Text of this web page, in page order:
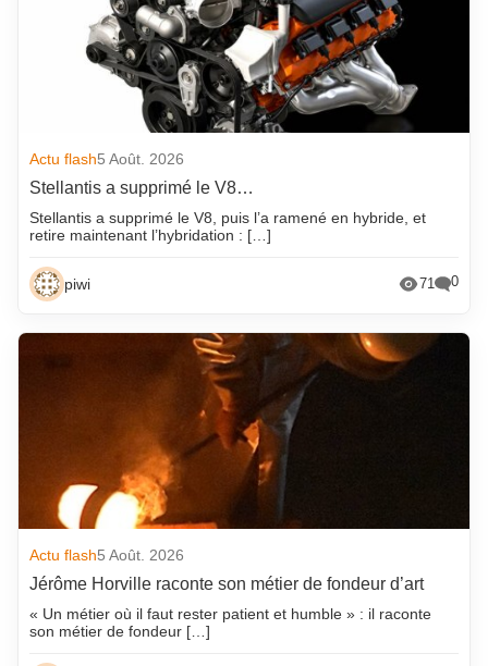
Actu flash5 Août. 2026
Stellantis a supprimé le V8…
Stellantis a supprimé le V8, puis l’a ramené en hybride, et
retire maintenant l’hybridation : […]
piwi 71 0
Actu flash5 Août. 2026
Jérôme Horville raconte son métier de fondeur d’art
« Un métier où il faut rester patient et humble » : il raconte
son métier de fondeur […]